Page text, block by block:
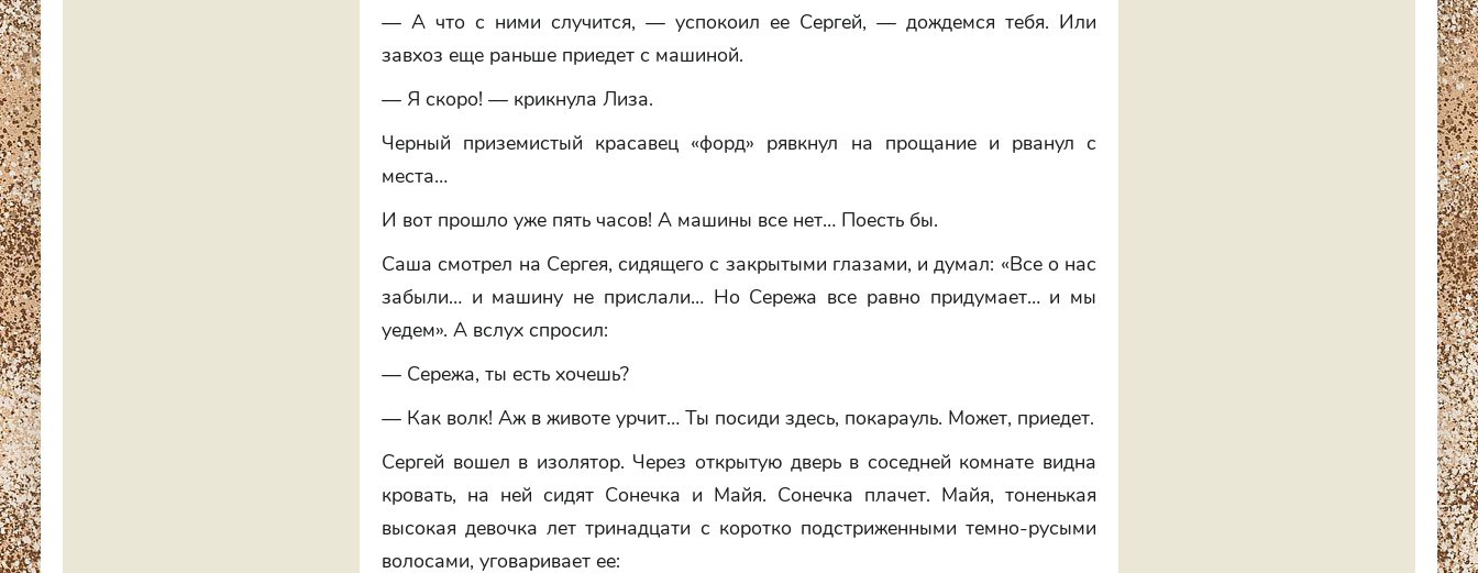
— А что с ними случится, — успокоил ее Сергей, — дождемся тебя. Или
завхоз еще раньше приедет с машиной.
— Я скоро! — крикнула Лиза.
Черный приземистый красавец «форд» рявкнул на прощание и рванул с
места…
И вот прошло уже пять часов! А машины все нет… Поесть бы.
Саша смотрел на Сергея, сидящего с закрытыми глазами, и думал: «Все о нас
забыли… и машину не прислали… Но Сережа все равно придумает… и мы
уедем». А вслух спросил:
— Сережа, ты есть хочешь?
— Как волк! Аж в животе урчит… Ты посиди здесь, покарауль. Может, приедет.
Сергей вошел в изолятор. Через открытую дверь в соседней комнате видна
кровать, на ней сидят Сонечка и Майя. Сонечка плачет. Майя, тоненькая
высокая девочка лет тринадцати с коротко подстриженными темно-русыми
волосами, уговаривает ее: